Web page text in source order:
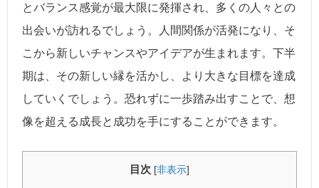
とバランス感覚が最大限に発揮され、多くの人々との
出会いが訪れるでしょう。人間関係が活発になり、そ
こから新しいチャンスやアイデアが生まれます。下半
期は、その新しい縁を活かし、より大きな目標を達成
していくでしょう。恐れずに一歩踏み出すことで、想
像を超える成長と成功を手にすることができます。
目次 [非表示]